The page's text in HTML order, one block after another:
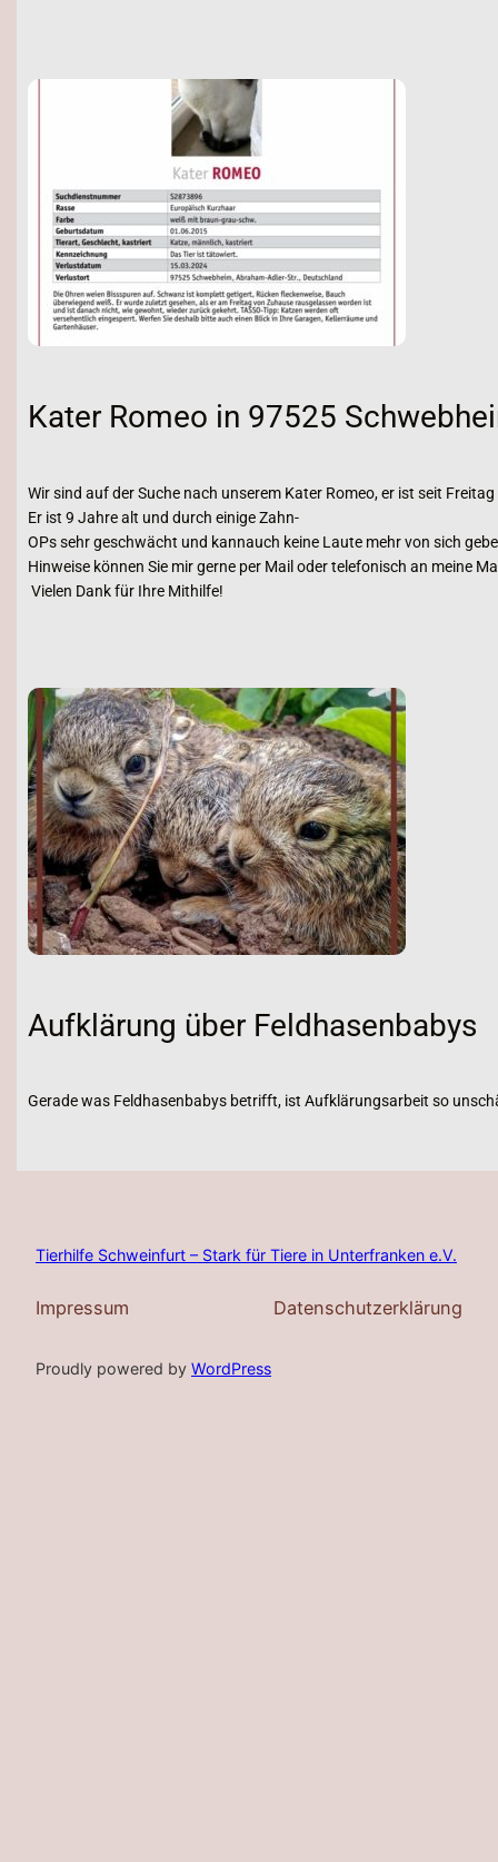
Kater Romeo in 97525
Wir sind auf der Suche nach unserem Kater Romeo, er ist seit
Er ist 9 Jahre alt und durch einige Zahn-
OPs sehr geschwächt und kannauch keine Laute mehr von sich
Hinweise können Sie mir gerne per Mail oder telefonisch an meine
Vielen Dank für Ihre Mithilfe!
Aufklärung über Feldhasenbabys
Gerade was Feldhasenbabys betrifft, ist Aufklärungsarbeit so
Tierhilfe Schweinfurt – Stark für Tiere in Unterfranken e.V.
Impressum Datenschutzerklärung
Proudly powered by WordPress